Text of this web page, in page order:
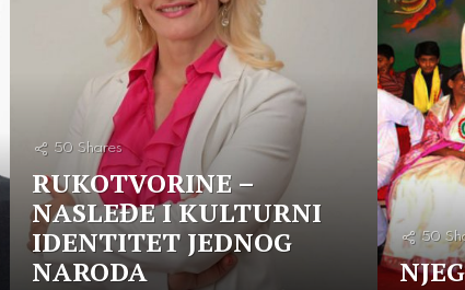
50 Shares
RUKOTVORINE –
NASLEĐE I KULTURNI
IDENTITET JEDNOG
NARODA
50